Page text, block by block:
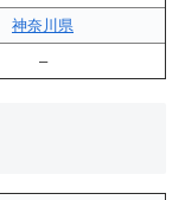
神奈川県
–